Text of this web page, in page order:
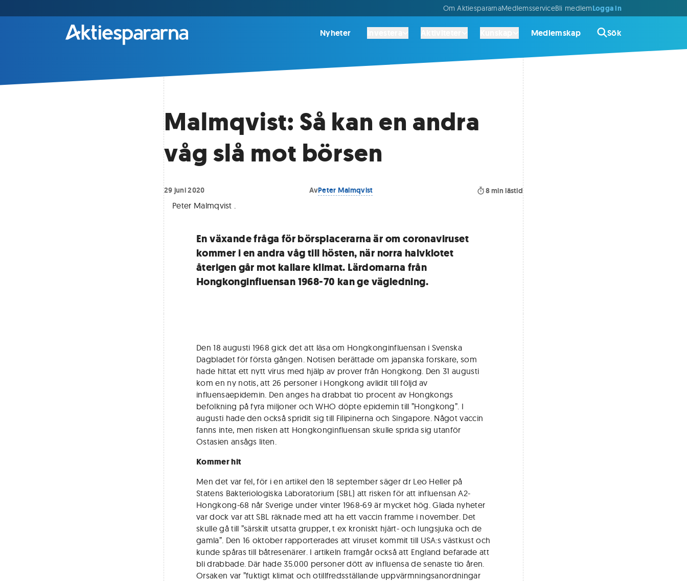
Om AktiespararnaMedlemsserviceBli medlemLogga in
Nyheter Medlemskap Sök
Malmqvist: Så kan en andra
våg slå mot börsen
29 juni 2020 AvPeter Malmqvist 8min lästid
Peter Malmqvist .
En växande fråga för börsplacerarna är om coronaviruset
kommer i en andra våg till hösten, när norra halvklotet
återigen går mot kallare klimat. Lärdomarna från
Hongkonginfluensan 1968-70 kan ge vägledning.
Den 18 augusti 1968 gick det att läsa om Hongkonginfluensan i Svenska
Dagbladet för första gången. Notisen berättade om japanska forskare, som
hade hittat ett nytt virus med hjälp av prover från Hongkong. Den 31 augusti
kom en ny notis, att 26 personer i Hongkong avlidit till följd av
influensaepidemin. Den anges ha drabbat tio procent av Hongkongs
befolkning på fyra miljoner och WHO döpte epidemin till ”Hongkong”. I
augusti hade den också spridit sig till Filipinerna och Singapore. Något vaccin
fanns inte, men risken att Hongkonginfluensan skulle sprida sig utanför
Ostasien ansågs liten.
Kommer hit
Men det var fel, för i en artikel den 18 september säger dr Leo Heller på
Statens Bakteriologiska Laboratorium (SBL) att risken för att influensan A2-
Hongkong-68 når Sverige under vinter 1968-69 är mycket hög. Glada nyheter
var dock var att SBL räknade med att ha ett vaccin framme i november. Det
skulle gå till ”särskilt utsatta grupper, t ex kroniskt hjärt- och lungsjuka och de
gamla”. Den 16 oktober rapporterades att viruset kommit till USA:s västkust och
kunde spåras till båtresenärer. I artikeln framgår också att England befarade att
bli drabbade. Där hade 35.000 personer dött av influensa de senaste tio åren.
Orsaken var ”fuktigt klimat och otillfredsställande uppvärmningsanordningar